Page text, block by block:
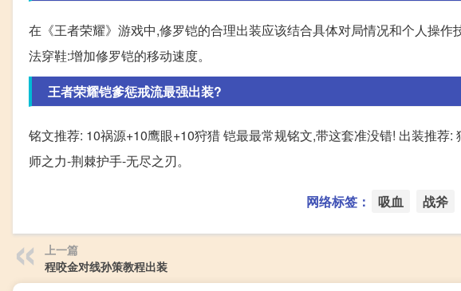
在《王者荣耀》游戏中,修罗铠的合理出装应该结合具体对局情况和个人操
法穿鞋:增加修罗铠的移动速度。
王者荣耀铠爹惩戒流最强出装?
铭文推荐: 10祸源+10鹰眼+10狩猎 铠最最常规铭文,带这套准没错! 出装推荐
师之力-荆棘护手-无尽之刃。
网络标签： 吸血 战斧
上一篇
程咬金对线孙策教程出装